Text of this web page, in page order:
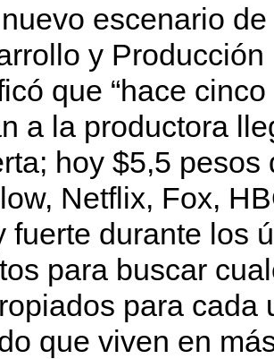
escenario
y
que “hace
a la productora
hoy $5,5
Netflix, Fox,
fuerte durante los
para buscar
para cada
que viven en